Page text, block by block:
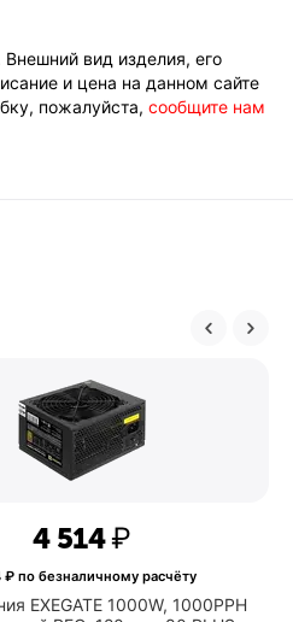
вид изделия, его
и цена на данном сайте
пожалуйста, сообщите нам
EXEGATE 1000W, 1000PPH
4 514₽
₽ по безналичному расчёту